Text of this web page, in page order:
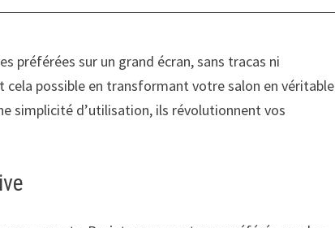
préférées sur un grand écran, sans tracas ni
possible en transformant votre salon en véritable
simplicité d’utilisation, ils révolutionnent vos